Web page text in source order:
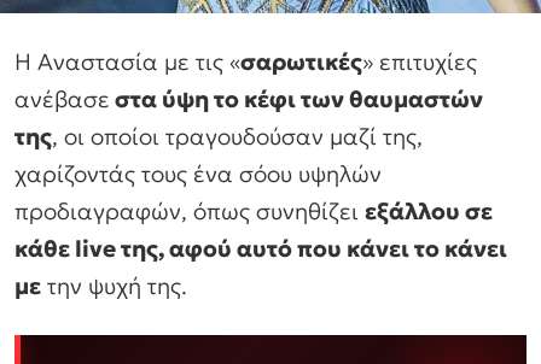
Η Αναστασία με τις «σαρωτικές» επιτυχίες
ανέβασε στα ύψη το κέφι των θαυμαστών
της, οι οποίοι τραγουδούσαν μαζί της,
χαρίζοντάς τους ένα σόου υψηλών
προδιαγραφών, όπως συνηθίζει εξάλλου σε
κάθε live της, αφού αυτό που κάνει το κάνει
με την ψυχή της.